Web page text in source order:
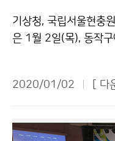
기상청, 국립서울현충
은 1월 2일(목), 동작
2020/01/02
[ 다